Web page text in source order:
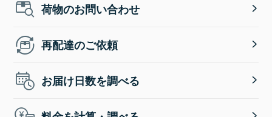
荷物のお問い合わせ
再配達のご依頼
お届け日数を調べる